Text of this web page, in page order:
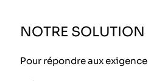
NOTRE SOLUTION
Pour répondre aux